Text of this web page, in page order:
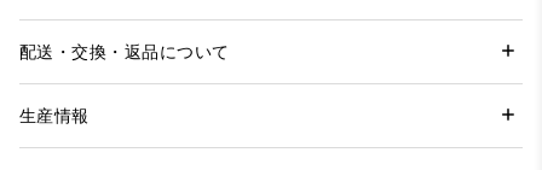
配送・交換・返品について
生産情報